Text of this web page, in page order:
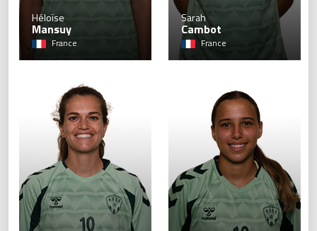
8
Héloïse
Mansuy
France
Sarah
Cambot
France